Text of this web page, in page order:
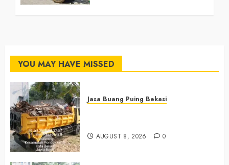
YOU MAY HAVE MISSED
Jasa Buang Puing Bekasi
AUGUST 8, 2026 0